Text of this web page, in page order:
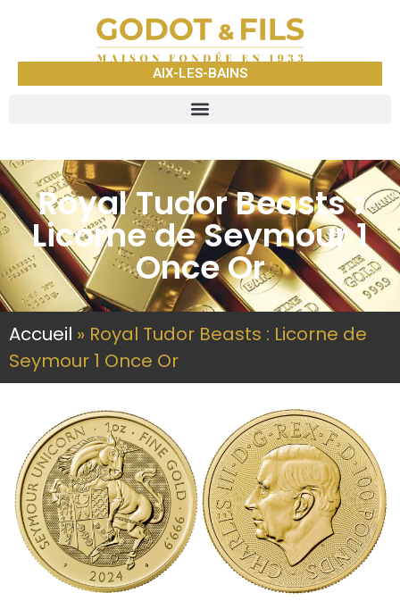
AIX-LES-BAINS
Royal Tudor Beasts :
Licorne de Seymour 1
Once Or
Accueil » Royal Tudor Beasts : Licorne de
Seymour 1 Once Or